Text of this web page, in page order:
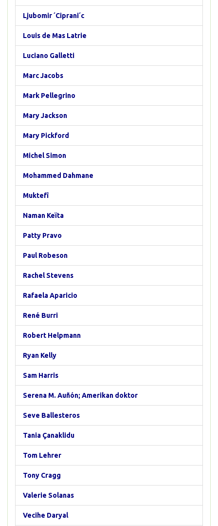
Ljubomir ´Ciprani´c
Louis de Mas Latrie
Luciano Galletti
Marc Jacobs
Mark Pellegrino
Mary Jackson
Mary Pickford
Michel Simon
Mohammed Dahmane
Muktefî
Naman Keïta
Patty Pravo
Paul Robeson
Rachel Stevens
Rafaela Aparicio
René Burri
Robert Helpmann
Ryan Kelly
Sam Harris
Serena M. Auñón; Amerikan doktor
Seve Ballesteros
Tania Çanaklidu
Tom Lehrer
Tony Cragg
Valerie Solanas
Vecihe Daryal